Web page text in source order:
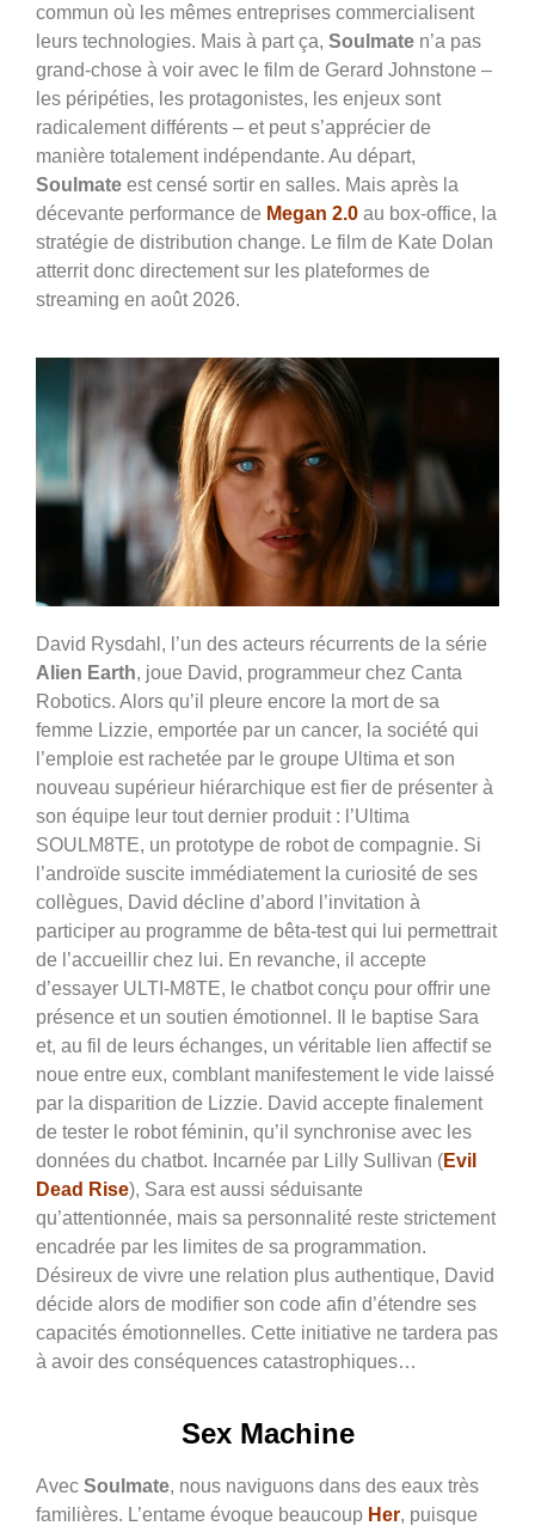
commun où les mêmes entreprises commercialisent
leurs technologies. Mais à part ça, Soulmate n’a pas
grand-chose à voir avec le film de Gerard Johnstone –
les péripéties, les protagonistes, les enjeux sont
radicalement différents – et peut s’apprécier de
manière totalement indépendante. Au départ,
Soulmate est censé sortir en salles. Mais après la
décevante performance de Megan 2.0 au box-office, la
stratégie de distribution change. Le film de Kate Dolan
atterrit donc directement sur les plateformes de
streaming en août 2026.
David Rysdahl, l’un des acteurs récurrents de la série
Alien Earth, joue David, programmeur chez Canta
Robotics. Alors qu’il pleure encore la mort de sa
femme Lizzie, emportée par un cancer, la société qui
l’emploie est rachetée par le groupe Ultima et son
nouveau supérieur hiérarchique est fier de présenter à
son équipe leur tout dernier produit : l’Ultima
SOULM8TE, un prototype de robot de compagnie. Si
l’androïde suscite immédiatement la curiosité de ses
collègues, David décline d’abord l’invitation à
participer au programme de bêta-test qui lui permettrait
de l’accueillir chez lui. En revanche, il accepte
d’essayer ULTI-M8TE, le chatbot conçu pour offrir une
présence et un soutien émotionnel. Il le baptise Sara
et, au fil de leurs échanges, un véritable lien affectif se
noue entre eux, comblant manifestement le vide laissé
par la disparition de Lizzie. David accepte finalement
de tester le robot féminin, qu’il synchronise avec les
données du chatbot. Incarnée par Lilly Sullivan (Evil
Dead Rise), Sara est aussi séduisante
qu’attentionnée, mais sa personnalité reste strictement
encadrée par les limites de sa programmation.
Désireux de vivre une relation plus authentique, David
décide alors de modifier son code afin d’étendre ses
capacités émotionnelles. Cette initiative ne tardera pas
à avoir des conséquences catastrophiques…
Sex Machine
Avec Soulmate, nous naviguons dans des eaux très
familières. L’entame évoque beaucoup Her, puisque